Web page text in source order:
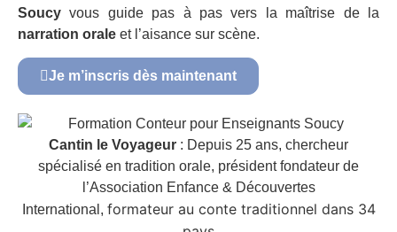
Soucy vous guide pas à pas vers la maîtrise de la
narration orale et l’aisance sur scène.
Je m’inscris dès maintenant
Cantin le Voyageur : Depuis 25 ans, chercheur
spécialisé en tradition orale, président fondateur de
l’Association Enfance & Découvertes
International, formateur au conte traditionnel dans 34